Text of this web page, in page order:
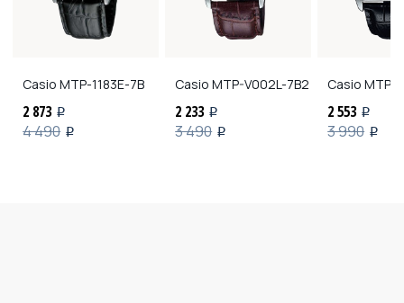
Casio MTP-1183E-7B
2 873 i
4 490 i
Casio MTP-V002L-7B2
2 233 i
3 490 i
Casio MTP-
2 553 i
3 990 i